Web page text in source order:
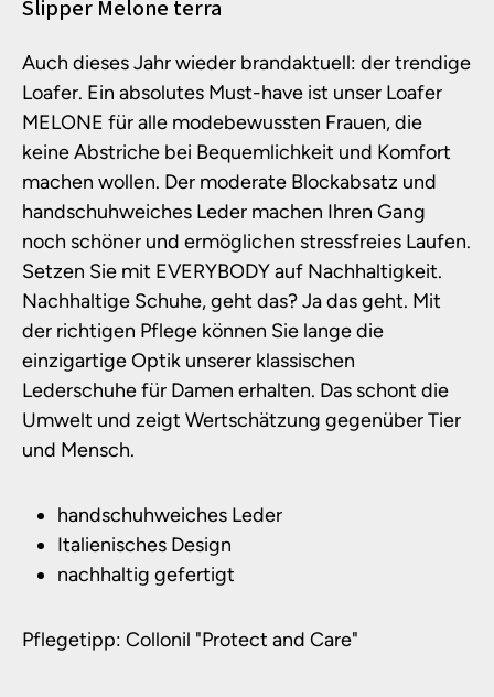
Produktinformationen
Slipper Melone terra
Auch dieses Jahr wieder brandaktuell: der trendige
Loafer. Ein absolutes Must-have ist unser Loafer
MELONE für alle modebewussten Frauen, die
keine Abstriche bei Bequemlichkeit und Komfort
machen wollen. Der moderate Blockabsatz und
handschuhweiches Leder machen Ihren Gang
noch schöner und ermöglichen stressfreies Laufen.
Setzen Sie mit EVERYBODY auf Nachhaltigkeit.
Nachhaltige Schuhe, geht das? Ja das geht. Mit
der richtigen Pflege können Sie lange die
einzigartige Optik unserer klassischen
Lederschuhe für Damen erhalten. Das schont die
Umwelt und zeigt Wertschätzung gegenüber Tier
und Mensch.
handschuhweiches Leder
Italienisches Design
nachhaltig gefertigt
Pflegetipp: Collonil "Protect and Care"